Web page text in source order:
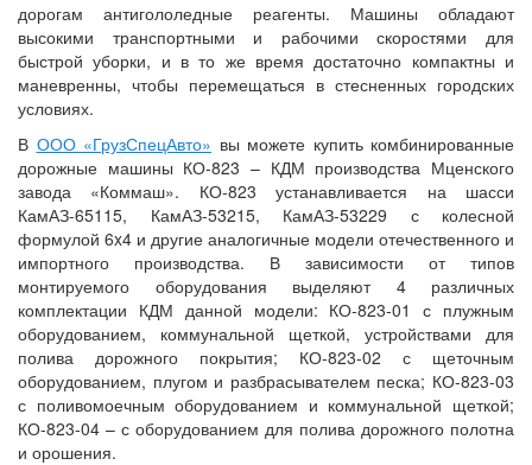
дорогам антигололедные реагенты. Машины обладают
высокими транспортными и рабочими скоростями для
быстрой уборки, и в то же время достаточно компактны и
маневренны, чтобы перемещаться в стесненных городских
условиях.
В ООО «ГрузСпецАвто» вы можете купить комбинированные
дорожные машины КО-823 – КДМ производства Мценского
завода «Коммаш». КО-823 устанавливается на шасси
КамАЗ-65115, КамАЗ-53215, КамАЗ-53229 с колесной
формулой 6x4 и другие аналогичные модели отечественного и
импортного производства. В зависимости от типов
монтируемого оборудования выделяют 4 различных
комплектации КДМ данной модели: КО-823-01 с плужным
оборудованием, коммунальной щеткой, устройствами для
полива дорожного покрытия; КО-823-02 с щеточным
оборудованием, плугом и разбрасывателем песка; КО-823-03
с поливомоечным оборудованием и коммунальной щеткой;
КО-823-04 – с оборудованием для полива дорожного полотна
и орошения.